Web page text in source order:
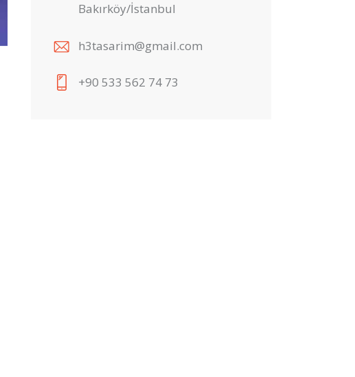
Bakırköy/İstanbul
h3tasarim@gmail.com
+90 533 562 74 73